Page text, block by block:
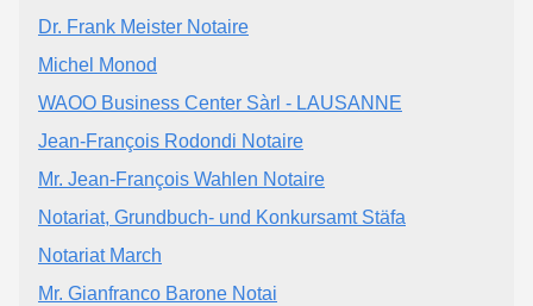
Dr. Frank Meister Notaire
Michel Monod
WAOO Business Center Sàrl - LAUSANNE
Jean-François Rodondi Notaire
Mr. Jean-François Wahlen Notaire
Notariat, Grundbuch- und Konkursamt Stäfa
Notariat March
Mr. Gianfranco Barone Notai